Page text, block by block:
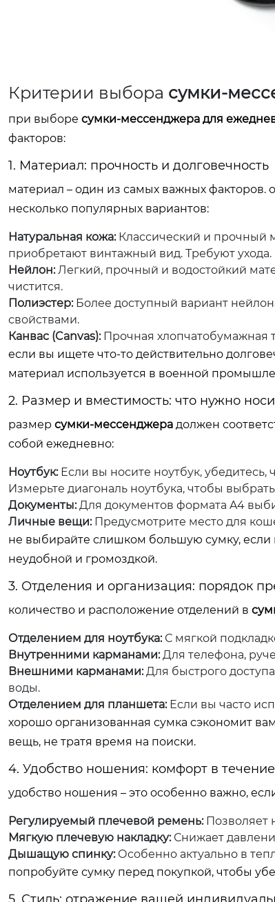
Критерии выбора сумки-
при выборе сумки-мессенджера для
факторов:
1. Материал: прочность и долговечность
материал – один из самых важных
несколько популярных вариантов:
Натуральная кожа:Классический и прочный
приобретают винтажный вид. Требуют ухода.
Нейлон:Легкий, прочный и водостойкий
чистится.
Полиэстер:Более доступный вариант
свойствами.
Канвас (Canvas):Прочная хлопчатобумажная
если вы ищете что-то действительно
материал используется в военной
2. Размер и вместимость: что нужно
размер сумки-мессенджера должен
собой ежедневно:
Ноутбук:Если вы носите ноутбук, убедитесь,
Измерьте диагональ ноутбука, чтобы
Документы:Для документов формата A4
Личные вещи:Предусмотрите место для
не выбирайте слишком большую сумку, если
неудобной и громоздкой.
3. Отделения и организация: порядок
количество и расположение отделений в
Отделением для ноутбука:С мягкой
Внутренними карманами:Для телефона,
Внешними карманами:Для быстрого
воды.
Отделением для планшета:Если вы часто
хорошо организованная сумка сэкономит
вещь, не тратя время на поиски.
4. Удобство ношения: комфорт в
удобство ношения – это особенно важно,
Регулируемый плечевой ремень:Позволяет
Мягкую плечевую накладку:Снижает
Дышащую спинку:Особенно актуально в
попробуйте сумку перед покупкой, чтобы